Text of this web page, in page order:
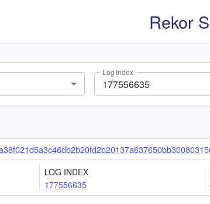
Rekor
Log Index
LOG INDEX
177556635